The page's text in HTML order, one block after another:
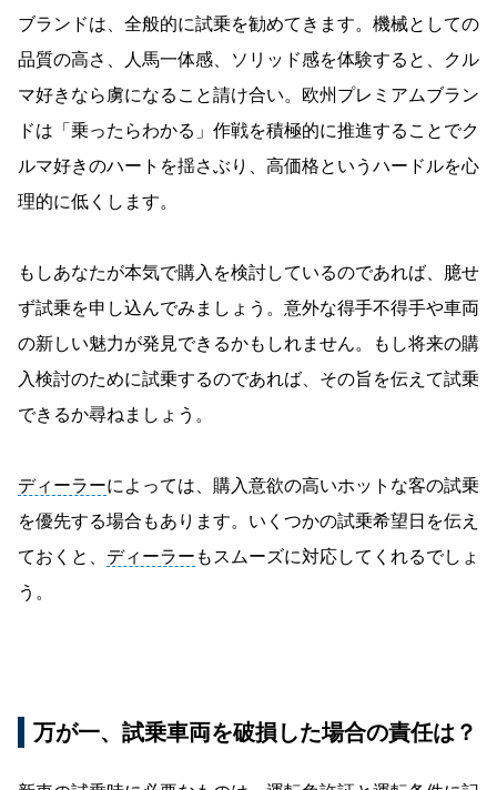
ブランドは、全般的に試乗を勧めてきます。機械としての
品質の高さ、人馬一体感、ソリッド感を体験すると、クル
マ好きなら虜になること請け合い。欧州プレミアムブラン
ドは「乗ったらわかる」作戦を積極的に推進することでク
ルマ好きのハートを揺さぶり、高価格というハードルを心
理的に低くします。
もしあなたが本気で購入を検討しているのであれば、臆せ
ず試乗を申し込んでみましょう。意外な得手不得手や車両
の新しい魅力が発見できるかもしれません。もし将来の購
入検討のために試乗するのであれば、その旨を伝えて試乗
できるか尋ねましょう。
ディーラーによっては、購入意欲の高いホットな客の試乗
を優先する場合もあります。いくつかの試乗希望日を伝え
ておくと、 ディーラー もスムーズに対応してくれるでしょ
う。
万が一、試乗車両を破損した場合の責任は？